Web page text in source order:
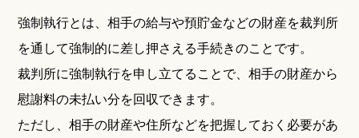
強制執行とは、相手の給与や預貯金などの財産を裁判所
を通して強制的に差し押さえる手続きのことです。
裁判所に強制執行を申し立てることで、相手の財産から
慰謝料の未払い分を回収できます。
ただし、相手の財産や住所などを把握しておく必要があ